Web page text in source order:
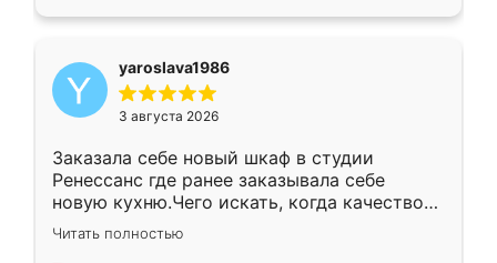
yaroslava1986
3 августа 2026
Заказала себе новый шкаф в студии
Ренессанс где ранее заказывала себе
новую кухню.Чего искать, когда качеством
вполне довольна. Служит кухня уже почти
два года, нареканий нет.
Читать полностью